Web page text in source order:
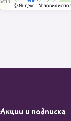
Акции и подписка